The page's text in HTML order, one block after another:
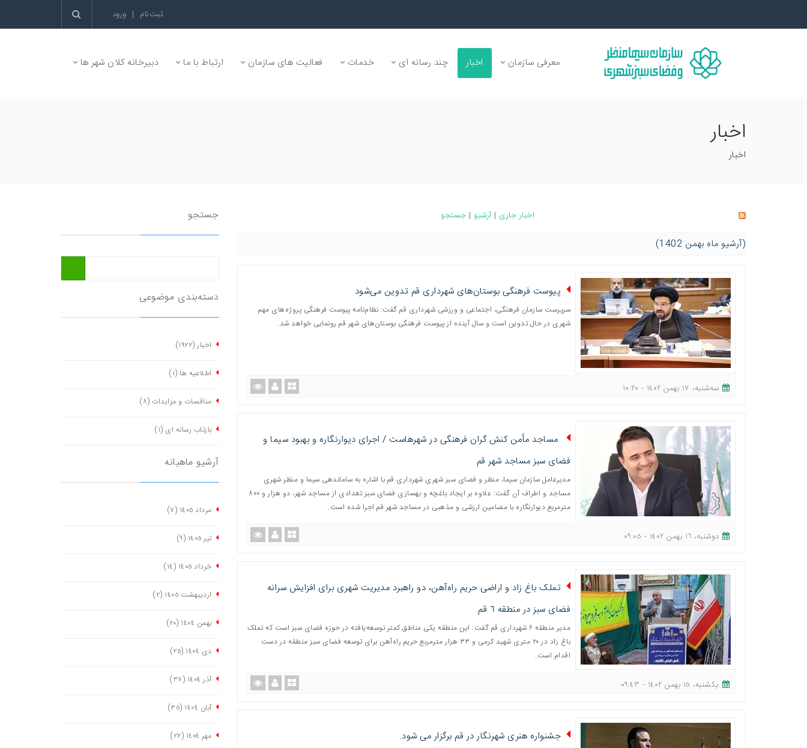
ثبت‌نام | ورود
معرفی سازمان اخبار چند رسانه ای خدمات فعالیت های سازمان ارتباط با ما دبیرخانه کلان شهر ها
اخبار
اخبار
اخبار جاری | آرشیو | جستجو
(آرشیو ماه بهمن 1402)
پیوست فرهنگی بوستان‌های شهرداری قم تدوین می‌شود
سرپرست سازمان فرهنگی، اجتماعی و ورزشی شهرداری قم گفت: نظام‌نامه پیوست فرهنگی پروژه‌های مهم
شهری در حال تدوین است و سال آینده از پیوست فرهنگی بوستان‌های شهر قم رونمایی خواهد شد.
ﺳﻪشنبه، ١٧ بهمن ١٤٠٢ - ١٠:٢٠
مساجد مأمن کنش گران فرهنگی در شهرهاست / اجرای دیوارنگاره و بهبود سیما و
فضای سبز مساجد شهر قم
مدیرعامل سازمان سیما، منظر و فضای سبز شهری شهرداری قم با اشاره به ساماندهی سیما و منظر شهری
مساجد و اطراف آن گفت: علاوه بر ایجاد باغچه و بهسازی فضای سبز تعدادی از مساجد شهر، دو هزار و ۸۰۰
مترمربع دیوارنگاره با مضامین ارزشی و مذهبی در مساجد شهر قم اجرا شده است.
دوشنبه، ١٦ بهمن ١٤٠٢ - ٠٩:٠٥
تملک باغ زاد و اراضی حریم راه‌آهن، دو راهبرد مدیریت شهری برای افزایش سرانه
فضای سبز در منطقه ٦ قم
مدیر منطقه ۶ شهرداری قم گفت: این منطقه یکی مناطق کمتر توسعه‌یافته در حوزه فضای سبز است که تملک
باغ زاد در ٢٠ متری شهید کرمی و ٣٣ هزار مترمربع حریم راه‌آهن برای توسعه فضای سبز منطقه در دست
اقدام است.
یکشنبه، ١٥ بهمن ١٤٠٢ - ٠٩:٤٣
جشنواره هنری شهرنگار در قم برگزار می شود.
جستجو
دسته‌بندی موضوعی
اخبار(١٩٢٢)
اطلاعیه ها (١)
مناقصات و مزایدات (٨)
بازتاب رسانه ای (١)
آرشیو ماهیانه
مرداد ١٤٠٥ (٧)
تیر ١٤٠٥ (٩)
خرداد ١٤٠٥ (١٤)
اردیبهشت ١٤٠٥ (٢)
بهمن ١٤٠٤ (٢٠)
دی ١٤٠٤ (٢٥)
آذر ١٤٠٤ (٣٧)
آبان ١٤٠٤ (٣٥)
مهر ١٤٠٤ (٢٢)